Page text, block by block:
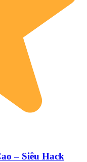
– Siêu Hack